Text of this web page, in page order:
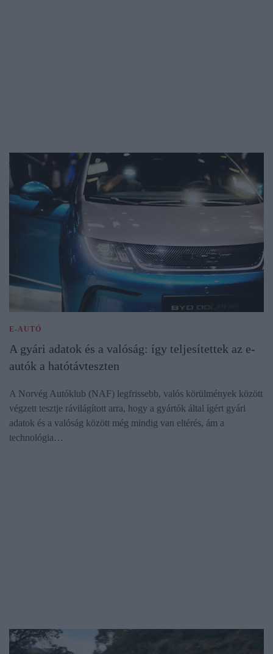
E-AUTÓ
A gyári adatok és a valóság: így teljesítettek az e-
autók a hatótávteszten
A Norvég Autóklub (NAF) legfrissebb, valós körülmények között
végzett tesztje rávilágított arra, hogy a gyártók által ígért gyári
adatok és a valóság között még mindig van eltérés, ám a
technológia…